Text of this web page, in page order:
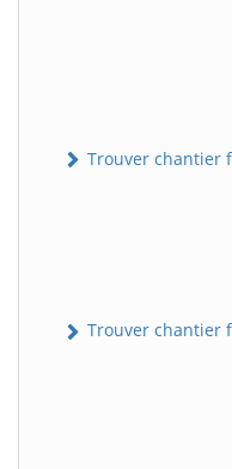
Trouver chantier
Trouver chantier